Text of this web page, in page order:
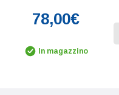
78,00€
In magazzino